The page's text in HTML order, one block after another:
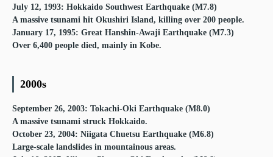
July 12, 1993: Hokkaido Southwest Earthquake (M7.8)
A massive tsunami hit Okushiri Island, killing over 200 people.
January 17, 1995: Great Hanshin-Awaji Earthquake (M7.3)
Over 6,400 people died, mainly in Kobe.
2000s
September 26, 2003: Tokachi-Oki Earthquake (M8.0)
A massive tsunami struck Hokkaido.
October 23, 2004: Niigata Chuetsu Earthquake (M6.8)
Large-scale landslides in mountainous areas.